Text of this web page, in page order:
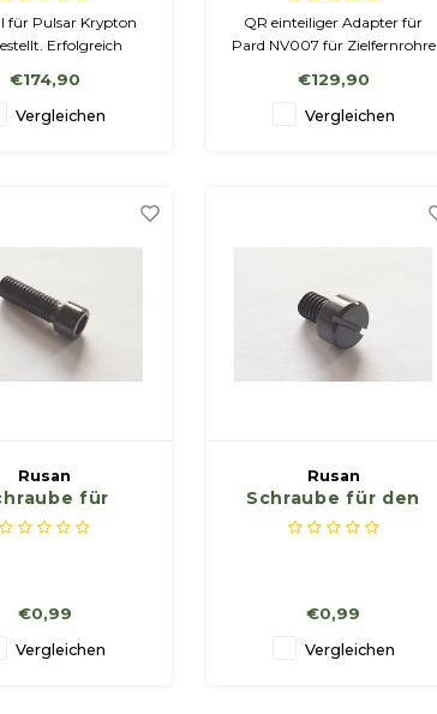
(ohne
für Pulsar Krypton
Erfolgreich
€174,90
Vergleichen
NV007 für
Zielfernrohre mit
QR einteiliger Adapter für
Pard NV007 für Zielfernrohre
€129,90
Vergleichen
Rusan
für
der
€0,99
Vergleichen
Rusan
Schraube für den
hinteren Fuß der
€0,99
Vergleichen